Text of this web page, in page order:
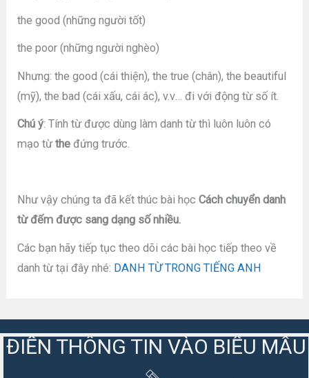
the good (những người tốt)
the poor (những người nghèo)
Nhưng: the good (cái thiện), the true (chân), the beautiful
(mỹ), the bad (cái xấu, cái ác), v.v… đi với động từ số ít.
Chú ý: Tính từ được dùng làm danh từ thì luôn luôn có
mạo từtheđứng trước.
Như vậy chúng ta đã kết thúc bài họcCách chuyển danh
từ đếm được sang dạng số nhiều.
Các bạn hãy tiếp tục theo dõi các bài học tiếp theo về
danh từ tại đây nhé: DANH TỪ TRONG TIẾNG ANH
ĐIỀN THÔNG TIN VÀO BIỂU MẪU